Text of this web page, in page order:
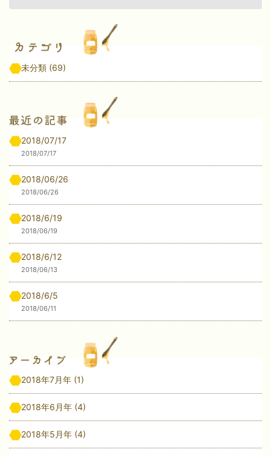
未分類 (69)
2018/07/17
2018/07/17
2018/06/26
2018/06/26
2018/6/19
2018/06/19
2018/6/12
2018/06/13
2018/6/5
2018/06/11
2018年7月年 (1)
2018年6月年 (4)
2018年5月年 (4)